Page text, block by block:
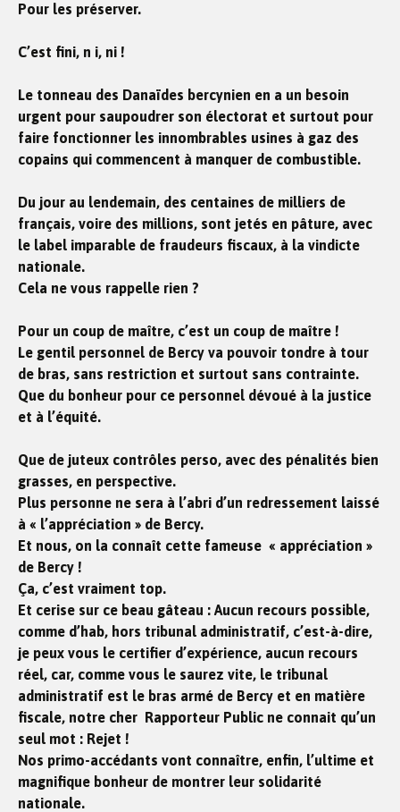
Pour les préserver.
C’est fini, n i, ni !
Le tonneau des Danaïdes bercynien en a un besoin
urgent pour saupoudrer son électorat et surtout pour
faire fonctionner les innombrables usines à gaz des
copains qui commencent à manquer de combustible.
Du jour au lendemain, des centaines de milliers de
français, voire des millions, sont jetés en pâture, avec
le label imparable de fraudeurs fiscaux, à la vindicte
nationale.
Cela ne vous rappelle rien ?
Pour un coup de maître, c’est un coup de maître !
Le gentil personnel de Bercy va pouvoir tondre à tour
de bras, sans restriction et surtout sans contrainte.
Que du bonheur pour ce personnel dévoué à la justice
et à l’équité.
Que de juteux contrôles perso, avec des pénalités bien
grasses, en perspective.
Plus personne ne sera à l’abri d’un redressement laissé
à « l’appréciation » de Bercy.
Et nous, on la connaît cette fameuse « appréciation »
de Bercy !
Ça, c’est vraiment top.
Et cerise sur ce beau gâteau : Aucun recours possible,
comme d’hab, hors tribunal administratif, c’est-à-dire,
je peux vous le certifier d’expérience, aucun recours
réel, car, comme vous le saurez vite, le tribunal
administratif est le bras armé de Bercy et en matière
fiscale, notre cher Rapporteur Public ne connait qu’un
seul mot : Rejet !
Nos primo-accédants vont connaître, enfin, l’ultime et
magnifique bonheur de montrer leur solidarité
nationale.